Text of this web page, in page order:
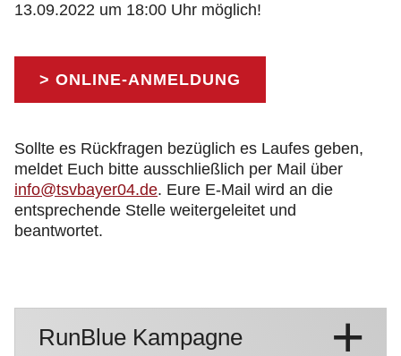
13.09.2022 um 18:00 Uhr möglich!
> ONLINE-ANMELDUNG
Sollte es Rückfragen bezüglich es Laufes geben,
meldet Euch bitte ausschließlich per Mail über
info@tsvbayer04.de. Eure E-Mail wird an die
entsprechende Stelle weitergeleitet und
beantwortet.
RunBlue Kampagne